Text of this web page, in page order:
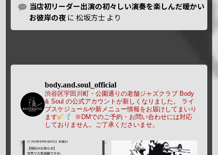
当店初リーダー出演の初々しい演奏を楽しんだ暖かい
お彼岸の夜 に松坂方士 より
body.and.soul_official
渋谷区宇田川町・公園通りの老舗ジャズクラブ Body
& Soul の公式アカウントが新しくなりました。
ライ
ブスケジュールや新メニュー情報をお届けしてまいり
ます
※DMでのご予約・お問い合わせには対応
しておりません。ご了承くださいませ。